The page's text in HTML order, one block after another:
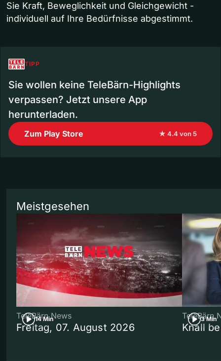
Sie Kraft, Beweglichkeit und Gleichgewicht -
individuell auf Ihre Bedürfnisse abgestimmt.
TIPP
Sie wollen keine TeleBärn-Highlights
verpassen? Jetzt unsere App
herunterladen.
Zum Play Store ★ 4.4 von 5
Meistgesehen
14 Min
TeleBärn News
Freitag, 07. August 2026
3 Min
TeleBärn
Knall